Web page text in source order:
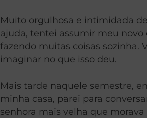
Muito orgulhosa e intimidada
ajuda, tentei assumir meu novo
fazendo muitas coisas sozinha.
imaginar no que isso deu.
Mais tarde naquele semestre,
minha casa, parei para
senhora mais velha que